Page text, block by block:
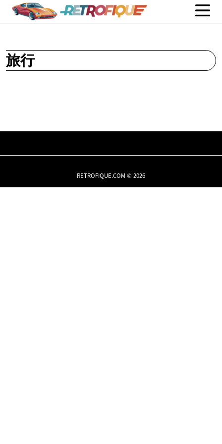
旅行
RETROFIQUE.COM © 2026